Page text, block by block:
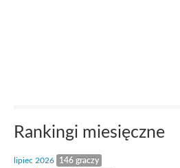
Rankingi miesięczne
lipiec 2026
146 graczy